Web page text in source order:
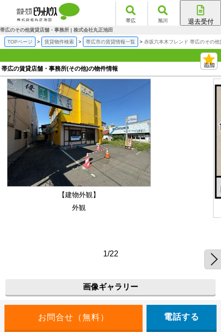
帯広 旭川 退去受付
帯広のその他賃貸店舗・事務所 | 株式会社丸正池田
TOPページ 賃貸物件検索 帯広市の賃貸情報一覧 赤坂六本木フレンド 帯広のその
帯広の賃貸店舗・事務所(その他)の物件情報
【建物外観】
外観
1/22
画像ギャラリー
電話する